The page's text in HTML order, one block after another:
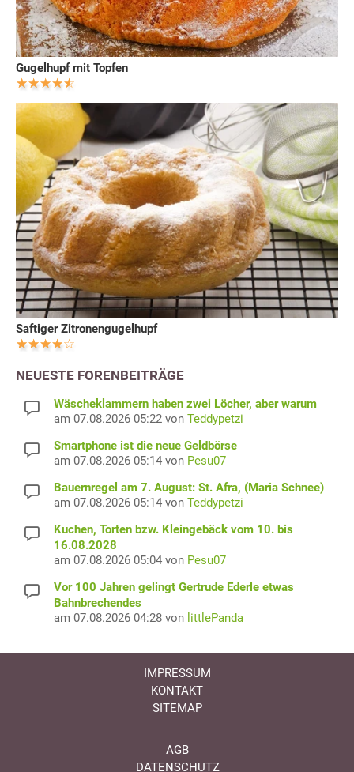
Gugelhupf mit Topfen
Saftiger Zitronengugelhupf
NEUESTE FORENBEITRÄGE
Wäscheklammern haben zwei Löcher, aber warum
am 07.08.2026 05:22 von Teddypetzi
Smartphone ist die neue Geldbörse
am 07.08.2026 05:14 von Pesu07
Bauernregel am 7. August: St. Afra, (Maria Schnee)
am 07.08.2026 05:14 von Teddypetzi
Kuchen, Torten bzw. Kleingebäck vom 10. bis
16.08.2028
am 07.08.2026 05:04 von Pesu07
Vor 100 Jahren gelingt Gertrude Ederle etwas
Bahnbrechendes
am 07.08.2026 04:28 von littlePanda
IMPRESSUM
KONTAKT
SITEMAP
AGB
DATENSCHUTZ